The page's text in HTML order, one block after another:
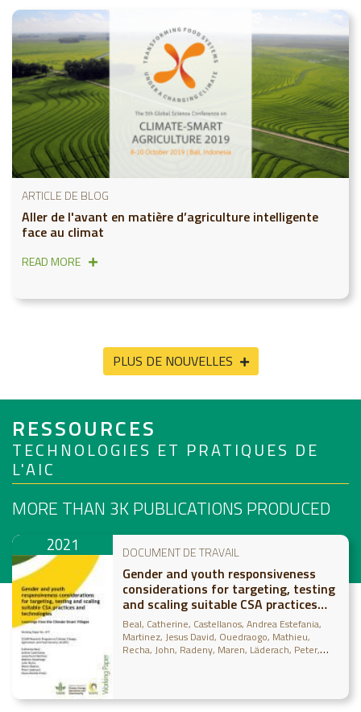
ARTICLE DE BLOG
Aller de l'avant en matière d’agriculture intelligente
face au climat
READ MORE
PLUS DE NOUVELLES
RESSOURCES
TECHNOLOGIES ET PRATIQUES DE
L'AIC
MORE THAN 3KPUBLICATIONS PRODUCED
2021 DOCUMENT DE TRAVAIL
Gender and youth responsiveness
considerations for targeting, testing
and scaling suitable CSA practices
and technologies: Learnings from the
Climate-Smart Villages
Beal, Catherine Castellanos, Andrea Estefania
Martinez, Jesus David Ouedraogo, Mathieu
Recha, John Radeny, Maren Läderach, Peter